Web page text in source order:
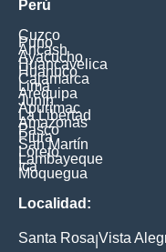
Perú
Cuzco
Puno
Ancash
Ayacucho
Huancavelica
Huanuco
Cajamarca
Lima
Arequipa
Junín
Apurimac
La Libertad
Amazonas
Pasco
Piura
San Martín
Loreto
Lambayeque
Ica
Moquegua
Localidad:
Santa Rosa Vista